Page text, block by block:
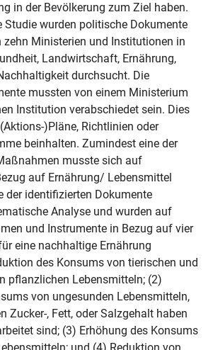
in der Bevölkerung zum Ziel haben.
Studie wurden politische Dokumente
zehn Ministerien und Institutionen in
Landwirtschaft, Ernährung,
durchsucht. Die
mussten von einem Ministerium
Institution verabschiedet sein. Dies
)Pläne, Richtlinien oder
beinhalten. Zumindest eine der
musste sich auf
auf Ernährung/ Lebensmittel
der identifizierten Dokumente
Analyse und wurden auf
und Instrumente in Bezug auf vier
eine nachhaltige Ernährung
des Konsums von tierischen und
pflanzlichen Lebensmitteln; (2)
von ungesunden Lebensmitteln,
Zucker-, Fett, oder Salzgehalt haben
sind; (3) Erhöhung des Konsums